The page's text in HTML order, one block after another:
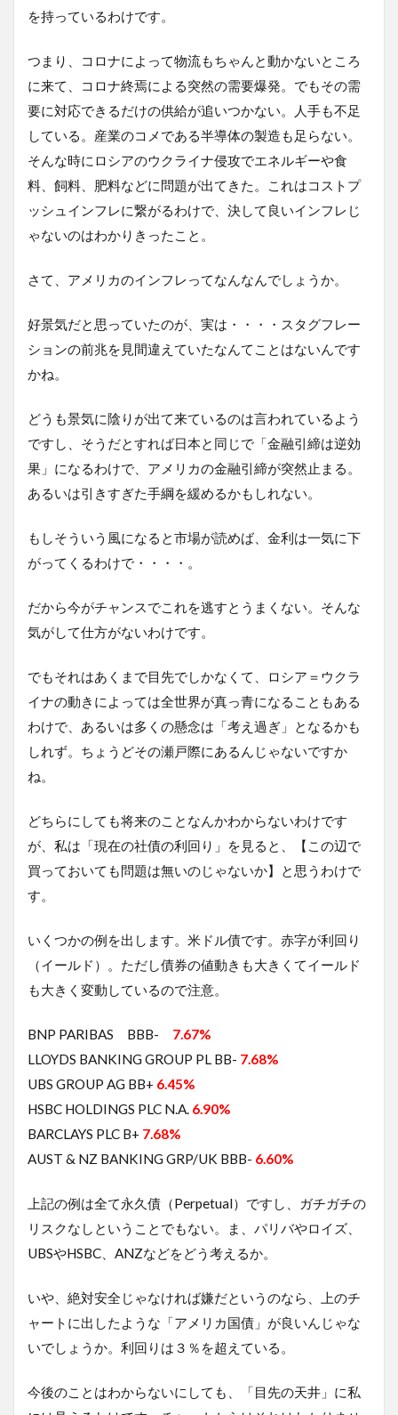
を持っているわけです。
つまり、コロナによって物流もちゃんと動かないところ
に来て、コロナ終焉による突然の需要爆発。でもその需
要に対応できるだけの供給が追いつかない。人手も不足
している。産業のコメである半導体の製造も足らない。
そんな時にロシアのウクライナ侵攻でエネルギーや食
料、飼料、肥料などに問題が出てきた。これはコストプ
ッシュインフレに繋がるわけで、決して良いインフレじ
ゃないのはわかりきったこと。
さて、アメリカのインフレってなんなんでしょうか。
好景気だと思っていたのが、実は・・・・スタグフレー
ションの前兆を見間違えていたなんてことはないんです
かね。
どうも景気に陰りが出て来ているのは言われているよう
ですし、そうだとすれば日本と同じで「金融引締は逆効
果」になるわけで、アメリカの金融引締が突然止まる。
あるいは引きすぎた手綱を緩めるかもしれない。
もしそういう風になると市場が読めば、金利は一気に下
がってくるわけで・・・・。
だから今がチャンスでこれを逃すとうまくない。そんな
気がして仕方がないわけです。
でもそれはあくまで目先でしかなくて、ロシア＝ウクラ
イナの動きによっては全世界が真っ青になることもある
わけで、あるいは多くの懸念は「考え過ぎ」となるかも
しれず。ちょうどその瀬戸際にあるんじゃないですか
ね。
どちらにしても将来のことなんかわからないわけです
が、私は「現在の社債の利回り」を見ると、【この辺で
買っておいても問題は無いのじゃないか】と思うわけで
す。
いくつかの例を出します。米ドル債です。赤字が利回り
（イールド）。ただし債券の値動きも大きくてイールド
も大きく変動しているので注意。
BNP PARIBAS BBB- 7.67%
LLOYDS BANKING GROUP PL BB- 7.68%
UBS GROUP AG BB+ 6.45%
HSBC HOLDINGS PLC N.A. 6.90%
BARCLAYS PLC B+ 7.68%
AUST & NZ BANKING GRP/UK BBB- 6.60%
上記の例は全て永久債（Perpetual）ですし、ガチガチの
リスクなしということでもない。ま、パリバやロイズ、
UBSやHSBC、ANZなどをどう考えるか。
いや、絶対安全じゃなければ嫌だというのなら、上のチ
ャートに出したような「アメリカ国債」が良いんじゃな
いでしょうか。利回りは３％を超えている。
今後のことはわからないにしても、「目先の天井」に私